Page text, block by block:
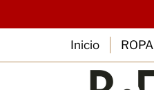
Inicio ROPA